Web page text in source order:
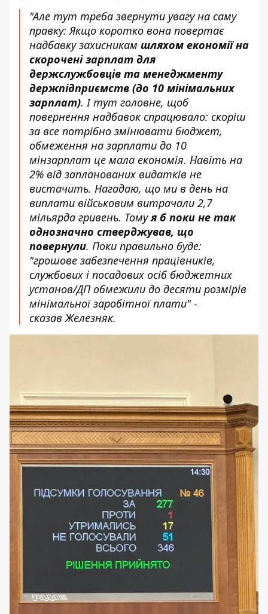
"Але тут треба звернути увагу на саму
правку: Якщо коротко вона повертає
надбавку захисникам шляхом економії на
скорочені зарплат для
держслужбовців та менеджменту
держпідприємств (до 10 мінімальних
зарплат). І тут головне, щоб
повернення надбавок спрацювало: скоріш
за все потрібно змінювати бюджет,
обмеження на зарплати до 10
мінзарплат це мала економія. Навіть на
2% від запланованих видатків не
вистачить. Нагадаю, що ми в день на
виплати військовим витрачали 2,7
мільярда гривень. Томуя б поки не так
однозначно стверджував, що
повернули. Поки правильно буде:
"грошове забезпечення працівників,
службових і посадових осіб бюджетних
установ/ДП обмежили до десяти розмірів
мінімальної заробітної плати" -
сказав Железняк.